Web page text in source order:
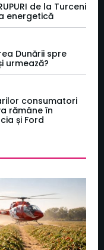
de la Turceni
energetică
Dunării spre
urmează?
consumatori
rămâne în
și Ford